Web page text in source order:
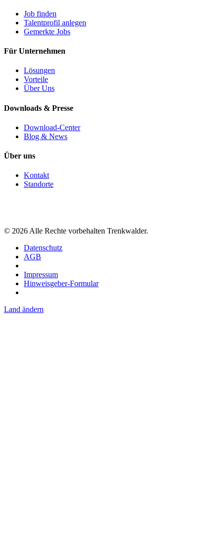
Job finden
Talentprofil anlegen
Gemerkte Jobs
Für Unternehmen
Lösungen
Vorteile
Über Uns
Downloads & Presse
Download-Center
Blog & News
Über uns
Kontakt
Standorte
© 2026 Alle Rechte vorbehalten Trenkwalder.
Datenschutz
AGB
Impressum
Hinweisgeber-Formular
Land ändern